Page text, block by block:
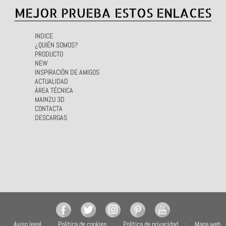
MEJOR PRUEBA ESTOS ENLACES
INDICE
¿QUIÉN SOMOS?
PRODUCTO
NEW
INSPIRACIÓN DE AMIGOS
ACTUALIDAD
ÁREA TÉCNICA
MAINZU 3D
CONTACTA
DESCARGAS
Aviso legal Política de cookies Política de privacidad Mapa web